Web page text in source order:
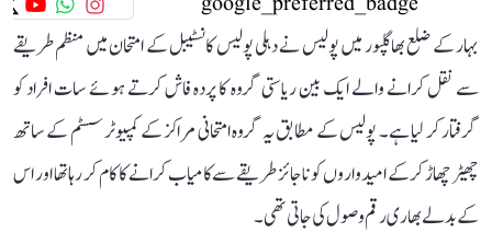
بہار کے ضلع بھاگلپور میں پولیس نے دہلی پولیس کانسٹیبل کے امتحان میں منظم طریقے
سے نقل کرانے والے ایک بین ریاستی گروہ کا پردہ فاش کرتے ہوئے سات افراد کو
گرفتار کر لیا ہے۔ پولیس کے مطابق یہ گروہ امتحانی مراکز کے کمپیوٹر سسٹم کے ساتھ
چھیڑ چھاڑ کر کے امیدواروں کو ناجائز طریقے سے کامیاب کرانے کا کام کر رہا تھا اور اس
کے بدلے بھاری رقم وصول کی جاتی تھی۔